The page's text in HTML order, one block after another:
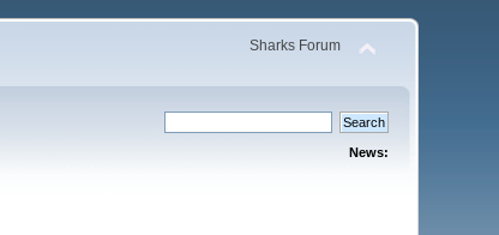
Sharks Forum
News: